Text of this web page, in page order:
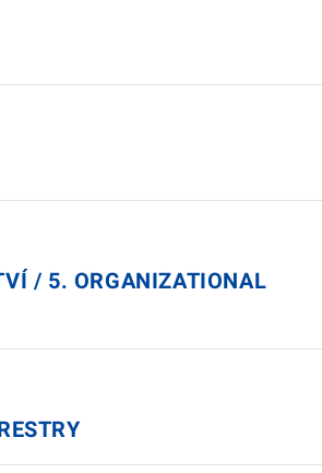
/ 5. ORGANIZATIONAL